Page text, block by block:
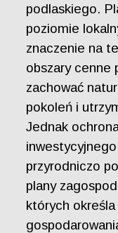
podlaskiego.
poziomie
znaczenie na
obszary cenne
zachować
pokoleń i
Jednak
przyrodniczo
plany
których